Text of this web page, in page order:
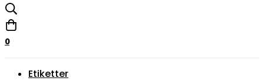
0
Etiketter